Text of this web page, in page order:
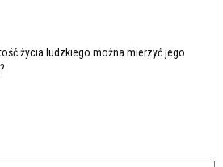
życia ludzkiego można mierzyć jego